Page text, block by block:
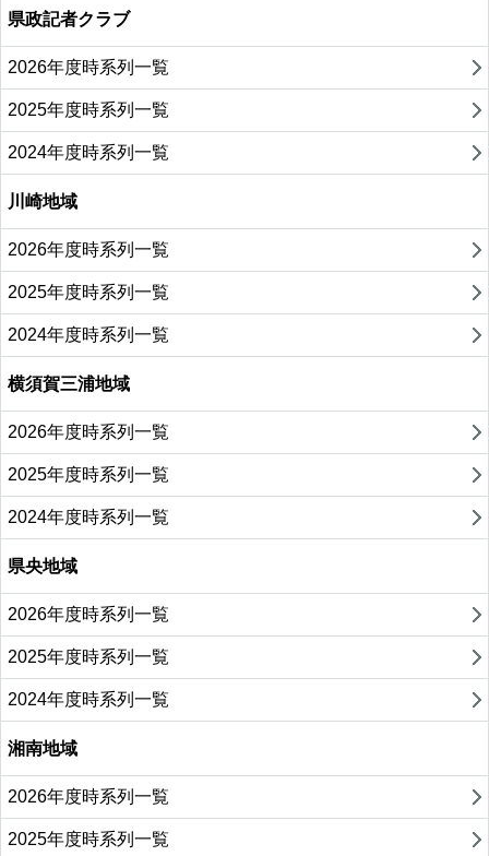
県政記者クラブ
2026年度時系列一覧
2025年度時系列一覧
2024年度時系列一覧
川崎地域
2026年度時系列一覧
2025年度時系列一覧
2024年度時系列一覧
横須賀三浦地域
2026年度時系列一覧
2025年度時系列一覧
2024年度時系列一覧
県央地域
2026年度時系列一覧
2025年度時系列一覧
2024年度時系列一覧
湘南地域
2026年度時系列一覧
2025年度時系列一覧